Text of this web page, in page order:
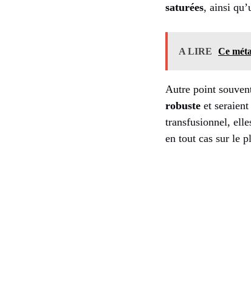
saturées, ainsi
A LIRE Ce
Autre point
robuste et
transfusionnel,
en tout cas sur le